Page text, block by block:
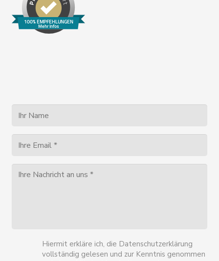
100% EMPFEHLUNGEN
Mehr Infos
Hiermit erkläre ich, die Datenschutzerklärung
vollständig gelesen und zur Kenntnis genommen